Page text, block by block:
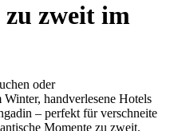
zweit im
oder
handverlesene Hotels
– perfekt für verschneite
Momente zu zweit.